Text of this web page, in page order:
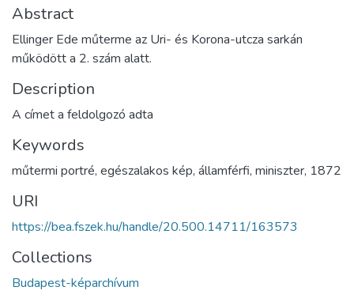
Abstract
Ellinger Ede műterme az Uri- és Korona-utcza sarkán
működött a 2. szám alatt.
Description
A címet a feldolgozó adta
Keywords
műtermi portré, egészalakos kép, államférfi, miniszter, 1872
URI
https://bea.fszek.hu/handle/20.500.14711/163573
Collections
Budapest-képarchívum